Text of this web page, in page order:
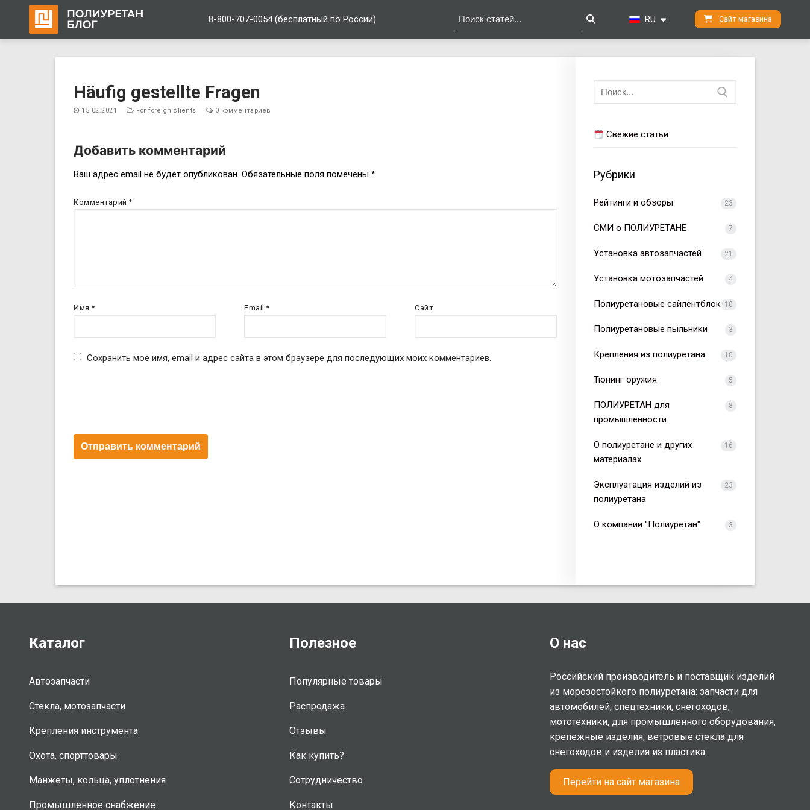
8-800-707-0054 (бесплатный по России) RU Сайт магазина
содержимому
Häufig gestellte Fragen
15.02.2021 For foreign clients 0 комментариев
Навигация
по
Добавить комментарий
Ваш адрес email не будет опубликован. Обязательные поля помечены *
Комментарий*
Имя* Email* Сайт
Сохранить моё имя, email и адрес сайта в этом браузере для последующих моих комментариев.
Искать:
Свежие статьи
Рубрики
Рейтинги и обзоры 23
СМИ о ПОЛИУРЕТАНЕ 7
Установка автозапчастей 21
Установка мотозапчастей 4
Полиуретановые сайлентблоки10
Полиуретановые пыльники 3
Крепления из полиуретана 10
Тюнинг оружия 5
ПОЛИУРЕТАН для
промышленности
8
О полиуретане и других
материалах
16
Эксплуатация изделий из
полиуретана
23
О компании "Полиуретан" 3
Каталог
Автозапчасти
Стекла, мотозапчасти
Крепления инструмента
Охота, спорттовары
Манжеты, кольца, уплотнения
Промышленное снабжение
Полезное
Популярные товары
Распродажа
Отзывы
Как купить?
Сотрудничество
Контакты
О нас
Российский производитель и поставщик изделий
из морозостойкого полиуретана: запчасти для
автомобилей, спецтехники, снегоходов,
мототехники, для промышленного оборудования,
крепежные изделия, ветровые стекла для
снегоходов и изделия из пластика.
Перейти на сайт магазина